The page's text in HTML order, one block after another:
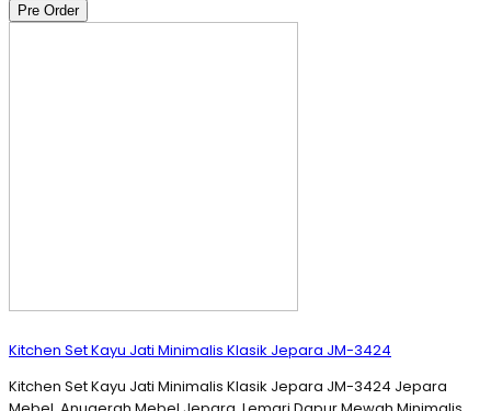
Pre Order
Kitchen Set Kayu Jati Minimalis Klasik Jepara JM-3424
Kitchen Set Kayu Jati Minimalis Klasik Jepara JM-3424 Jepara